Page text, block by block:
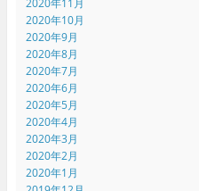
2020年11月
2020年10月
2020年9月
2020年8月
2020年7月
2020年6月
2020年5月
2020年4月
2020年3月
2020年2月
2020年1月